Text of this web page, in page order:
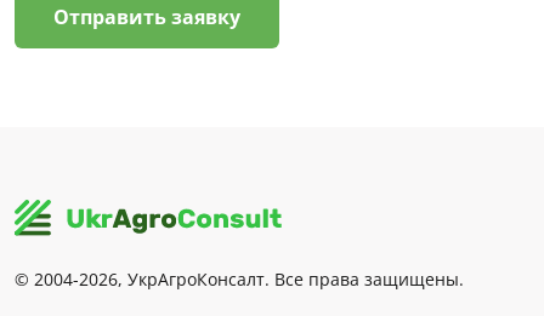
Отправить заявку
© 2004-2026, УкрАгроКонсалт. Все права защищены.